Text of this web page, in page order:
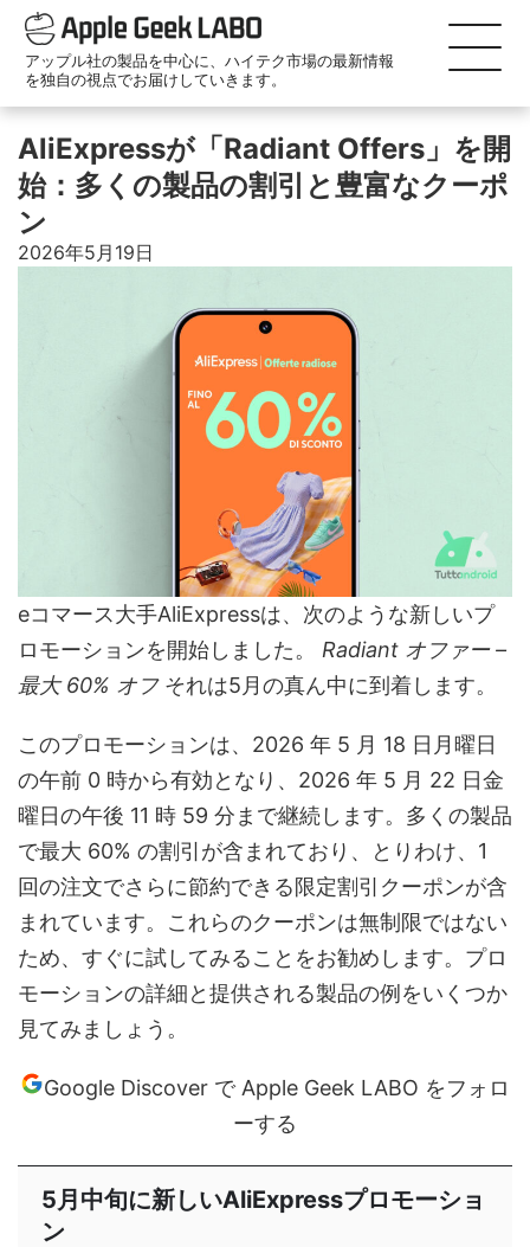
アップル社の製品を中心に、ハイテク市場の最新情報
を独自の視点でお届けしていきます。
AliExpressが「Radiant Offers」を開
始：多くの製品の割引と豊富なクーポ
ン
2026年5月19日
eコマース大手AliExpressは、次のような新しいプ
ロモーションを開始しました。 Radiant オファー –
最大 60% オフ それは5月の真ん中に到着します。
このプロモーションは、2026 年 5 月 18 日月曜日
の午前 0 時から有効となり、2026 年 5 月 22 日金
曜日の午後 11 時 59 分まで継続します。多くの製品
で最大 60% の割引が含まれており、とりわけ、1
回の注文でさらに節約できる限定割引クーポンが含
まれています。これらのクーポンは無制限ではない
ため、すぐに試してみることをお勧めします。プロ
モーションの詳細と提供される製品の例をいくつか
見てみましょう。
Google Discover で Apple Geek LABO をフォロ
ーする
5月中旬に新しいAliExpressプロモーショ
ン